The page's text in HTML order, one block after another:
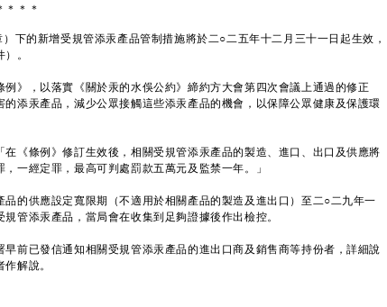
＊ ＊ ＊
的新增受規管添汞產品管制措施將於二○二五年十二月三十一日起生效，
。
，以落實《關於汞的水俁公約》締約方大會第四次會議上通過的修正
添汞產品，減少公眾接觸這些添汞產品的機會，以保障公眾健康及保護環
條例》修訂生效後，相關受規管添汞產品的製造、進口、出口及供應將
一經定罪，最高可判處罰款五萬元及監禁一年。」
供應設定寬限期（不適用於相關產品的製造及進出口）至二○二九年一
管添汞產品，當局會在收集到足夠證據後作出檢控。
已發信通知相關受規管添汞產品的進出口商及銷售商等持份者，詳細說
解說。